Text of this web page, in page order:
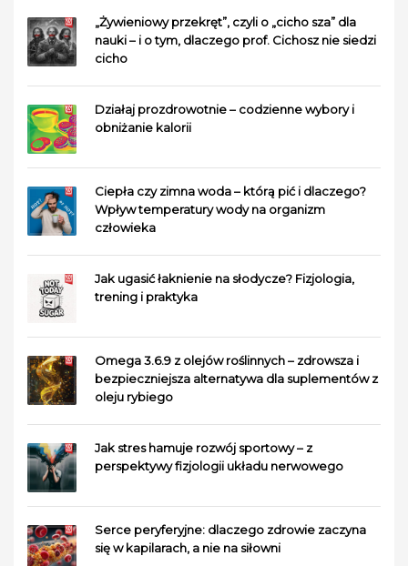
„Żywieniowy przekręt”, czyli o „cicho sza” dla
nauki – i o tym, dlaczego prof. Cichosz nie siedzi
cicho
Działaj prozdrowotnie – codzienne wybory i
obniżanie kalorii
Ciepła czy zimna woda – którą pić i dlaczego?
Wpływ temperatury wody na organizm
człowieka
Jak ugasić łaknienie na słodycze? Fizjologia,
trening i praktyka
Omega 3.6.9 z olejów roślinnych – zdrowsza i
bezpieczniejsza alternatywa dla suplementów z
oleju rybiego
Jak stres hamuje rozwój sportowy – z
perspektywy fizjologii układu nerwowego
Serce peryferyjne: dlaczego zdrowie zaczyna
się w kapilarach, a nie na siłowni